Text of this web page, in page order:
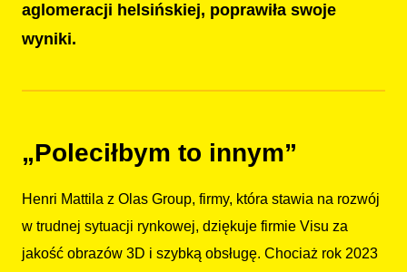
aglomeracji helsińskiej, poprawiła swoje
wyniki.
„Poleciłbym to innym”
Henri Mattila z Olas Group, firmy, która stawia na rozwój
w trudnej sytuacji rynkowej, dziękuje firmie Visu za
jakość obrazów 3D i szybką obsługę. Chociaż rok 2023